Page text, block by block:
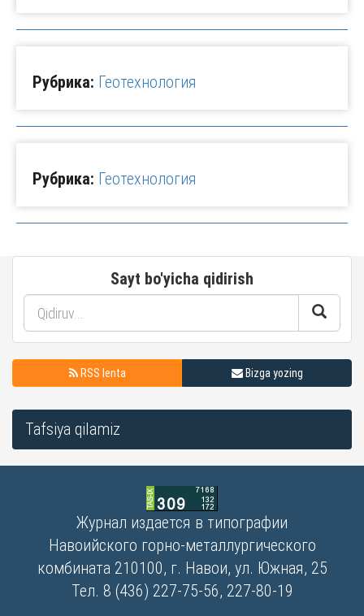
Рубрика: Геотехнология
Рубрика: Геотехнология
Sayt bo'yicha qidirish
RSS lenta Bizga yozing
Tafsiya qilamiz
Журнал издается в типографии
Навоийского горно-металлургического
комбината 210100, г. Навои, ул. Южная, 25
Тел. 8 (436) 227-75-56, 227-80-19